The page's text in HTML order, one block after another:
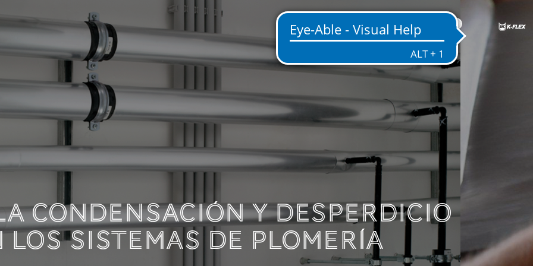
MX
DE VIDA MEDIANTE EL